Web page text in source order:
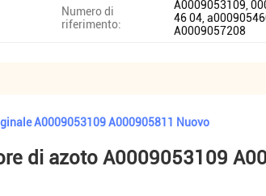
Numero di
riferimento:
A0009053109,
46 04,
A0009057208
A0009053109 A000905811 Nuovo
di azoto A0009053109